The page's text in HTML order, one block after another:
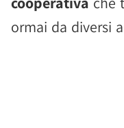
ormai da diversi